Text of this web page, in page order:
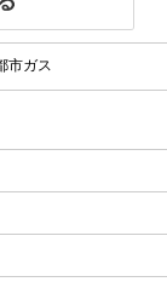
市ガス